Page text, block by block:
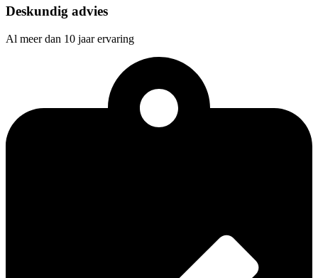
Deskundig advies
Al meer dan 10 jaar ervaring